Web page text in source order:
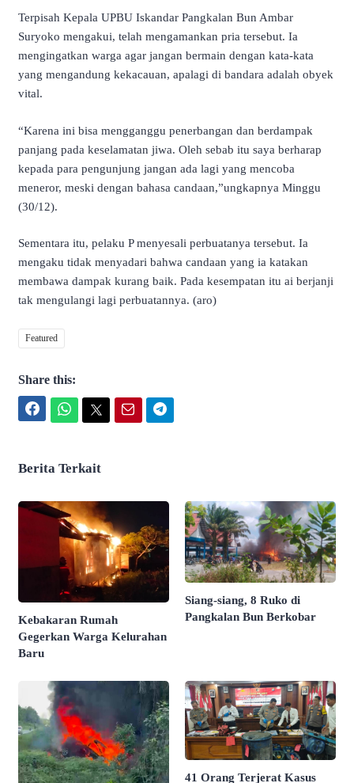
Terpisah Kepala UPBU Iskandar Pangkalan Bun Ambar
Suryoko mengakui, telah mengamankan pria tersebut. Ia
mengingatkan warga agar jangan bermain dengan kata-kata
yang mengandung kekacauan, apalagi di bandara adalah obyek
vital.
“Karena ini bisa mengganggu penerbangan dan berdampak
panjang pada keselamatan jiwa. Oleh sebab itu saya berharap
kepada para pengunjung jangan ada lagi yang mencoba
meneror, meski dengan bahasa candaan,”ungkapnya Minggu
(30/12).
Sementara itu, pelaku P menyesali perbuatanya tersebut. Ia
mengaku tidak menyadari bahwa candaan yang ia katakan
membawa dampak kurang baik. Pada kesempatan itu ai berjanji
tak mengulangi lagi perbuatannya. (aro)
Featured
Share this:
Berita Terkait
Kebakaran Rumah
Gegerkan Warga Kelurahan
Baru
Siang-siang, 8 Ruko di
Pangkalan Bun Berkobar
41 Orang Terjerat Kasus